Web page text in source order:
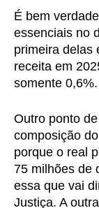
É bem
essenciais no
primeira delas
receita em
somente 0,6%.
Outro ponto
composição
porque o real
75 milhões de
essa que vai
Justiça. A